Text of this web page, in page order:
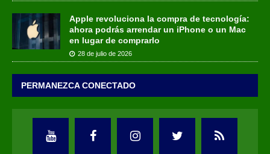
Apple revoluciona la compra de tecnología:
ahora podrás arrendar un iPhone o un Mac
en lugar de comprarlo
28 de julio de 2026
PERMANEZCA CONECTADO